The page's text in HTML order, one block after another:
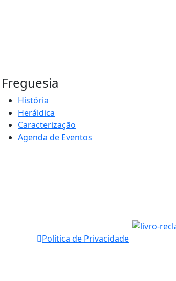
Freguesia
História
Heráldica
Caracterização
Agenda de Eventos
Política de Privacidade